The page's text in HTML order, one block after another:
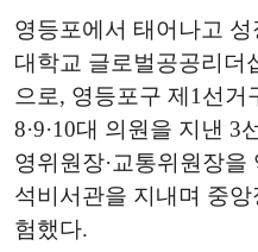
영등포에서 태어나고
대학교 글로벌공공리더
으로, 영등포구 제1선거
8·9·10대 의원을 지낸 3
영위원장·교통위원장
석비서관을 지내며 중
험했다.